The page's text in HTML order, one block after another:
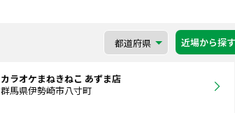
近場から探す
カラオケまねきねこ あずま店
群馬県伊勢崎市八寸町